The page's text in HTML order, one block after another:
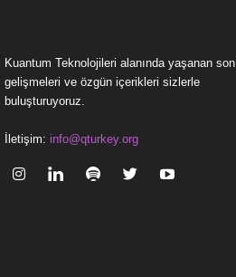
Kuantum Teknolojileri alanında yaşanan son
gelişmeleri ve özgün içerikleri sizlerle
buluşturuyoruz.
İletişim: info@qturkey.org